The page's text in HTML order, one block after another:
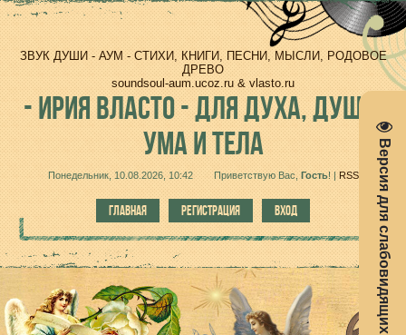
Версия для слабовидящих
ЗВУК ДУШИ - АУМ - СТИХИ, КНИГИ, ПЕСНИ, МЫСЛИ, РОДОВОЕ
ДРЕВО
soundsoul-aum.ucoz.ru & vlasto.ru
-ИРИЯ ВЛАСТО - ДЛЯ ДУХА, ДУШИ,
УМА И ТЕЛА
Понедельник, 10.08.2026, 10:42 Приветствую Вас Гость!| RSS
ГЛАВНАЯ РЕГИСТРАЦИЯ ВХОД